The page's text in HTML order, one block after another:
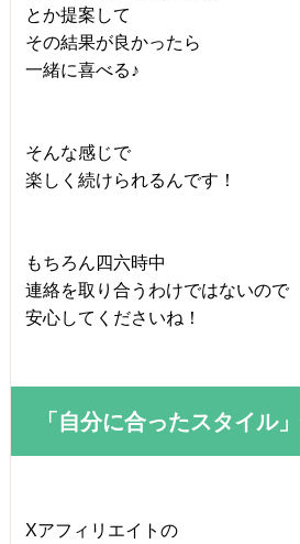
とか提案して
その結果が良かったら
一緒に喜べる♪
そんな感じで
楽しく続けられるんです！
もちろん四六時中
連絡を取り合うわけではないので
安心してくださいね！
「自分に合ったスタイル
Xアフィリエイトの